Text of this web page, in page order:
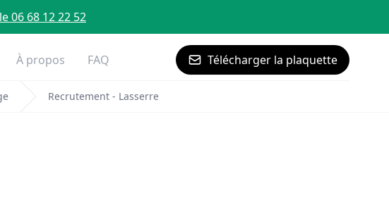
06 68 12 22 52
À propos FAQ Télécharger la plaquette
Recrutement - Lasserre